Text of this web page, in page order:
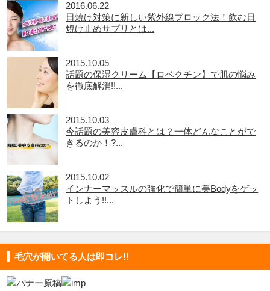
2016.06.22
日焼け対策に新しい紫外線ブロック法！飲む日
焼け止めサプリとは...
2015.10.05
話題の保湿クリーム【ロベクチン】で肌の悩み
を徹底解消!!...
2015.10.03
今話題の美容皮膚科とは？一体どんなことがで
きるのか！?...
2015.10.02
インナーマッスルの強化で簡単に美Bodyをゲッ
トしよう!!...
毛穴が開いてる人は即コレ!!